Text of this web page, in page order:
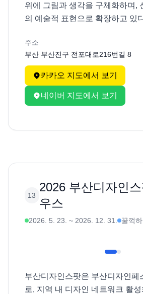
위에 그림과 생각을 구체화하며,
의 예술적 표현으로 확장하고 있
주소
부산 부산진구 전포대로216번길 8
카카오 지도에서 보기
네이버 지도에서 보기
13
2026 부산디자인
우스
2026. 5. 23. ~ 2026. 12. 31. 꿀꺽
부산디자인스팟은 부산디자인페
로, 지역 내 디자인 네트워크 활